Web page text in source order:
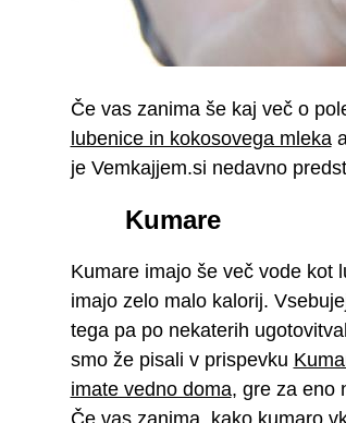
Če vas zanima še kaj več o
lubenice in kokosovega mleka
je Vemkajjem.si nedavno
Kumare
Kumare imajo še več vode kot
imajo zelo malo kalorij.
tega pa po nekaterih
smo že pisali v prispevku
imate vedno doma, gre za eno
Če vas zanima, kako kumaro